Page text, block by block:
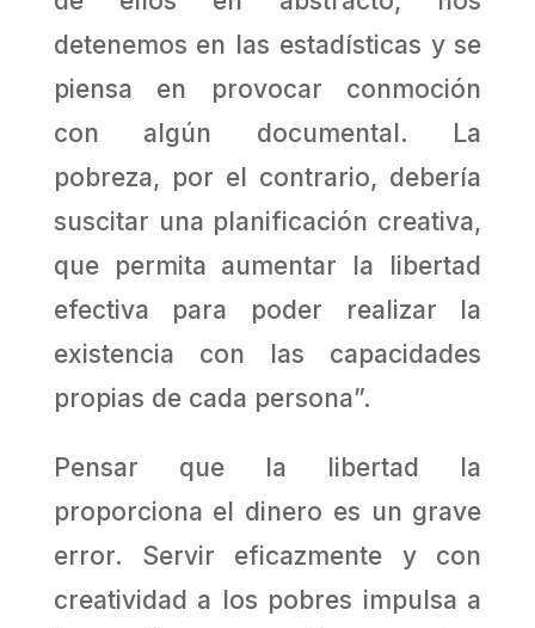
detenemos en las estadísticas y se
piensa en provocar conmoción
con algún documental. La
pobreza, por el contrario, debería
suscitar una planificación creativa,
que permita aumentar la libertad
efectiva para poder realizar la
existencia con las capacidades
propias de cada persona”.
Pensar que la libertad la
proporciona el dinero es un grave
error. Servir eficazmente y con
creatividad a los pobres impulsa a